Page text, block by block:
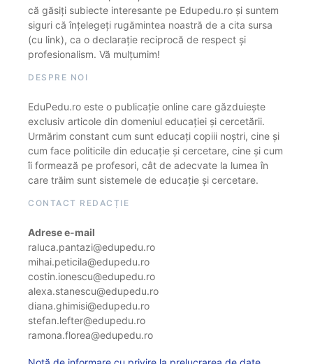
că găsiți subiecte interesante pe Edupedu.ro și suntem
siguri că înțelegeți rugămintea noastră de a cita sursa
(cu link), ca o declarație reciprocă de respect și
profesionalism. Vă mulțumim!
DESPRE NOI
EduPedu.ro este o publicație online care găzduiește
exclusiv articole din domeniul educației și cercetării.
Urmărim constant cum sunt educați copiii noștri, cine și
cum face politicile din educație și cercetare, cine și cum
îi formează pe profesori, cât de adecvate la lumea în
care trăim sunt sistemele de educație și cercetare.
CONTACT REDACȚIE
Adrese e-mail
raluca.pantazi@edupedu.ro
mihai.peticila@edupedu.ro
costin.ionescu@edupedu.ro
alexa.stanescu@edupedu.ro
diana.ghimisi@edupedu.ro
stefan.lefter@edupedu.ro
ramona.florea@edupedu.ro